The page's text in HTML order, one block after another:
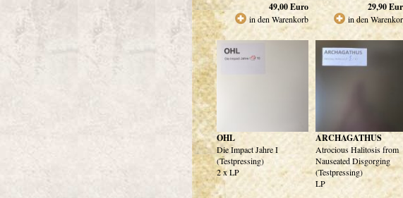
49,00Euro
in den Warenkorb
29,90
in den
OHL
Die Impact Jahre I
(Testpressing)
2 x LP
ARCHAGATHUS
Atrocious Halitosis from
Nauseated Disgorging
(Testpressing)
LP